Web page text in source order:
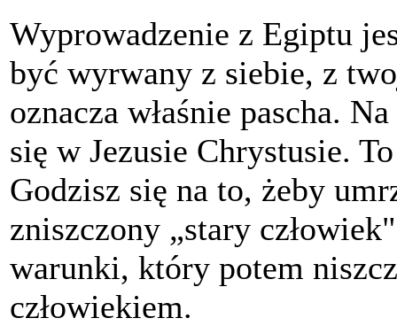
Wyprowadzenie z Egiptu
być wyrwany z siebie, z
oznacza właśnie pascha.
się w Jezusie Chrystusie.
Godzisz się na to, żeby
zniszczony „stary
warunki, który potem
człowiekiem.